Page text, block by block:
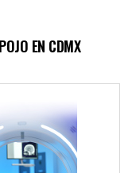
EN CDMX